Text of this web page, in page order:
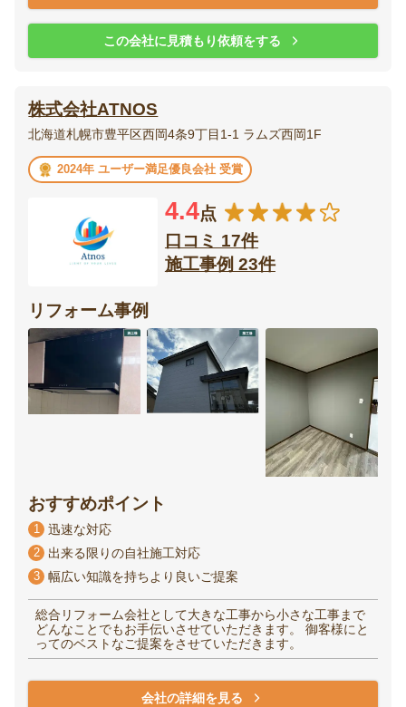
リノベーション
その他
この会社に見積もり依頼をする
株式会社ATNOS
北海道札幌市豊平区西岡4条9丁目1-1 ラムズ西岡1F
2024年 ユーザー満足優良会社 受賞
4.4点
口コミ 17件
施工事例 23件
リフォーム事例
おすすめポイント
1 迅速な対応
2 出来る限りの自社施工対応
3 幅広い知識を持ちより良いご提案
総合リフォーム会社として大きな工事から小さな工事まで
どんなことでもお手伝いさせていただきます。 御客様にと
ってのベストなご提案をさせていただきます。
会社の詳細を見る